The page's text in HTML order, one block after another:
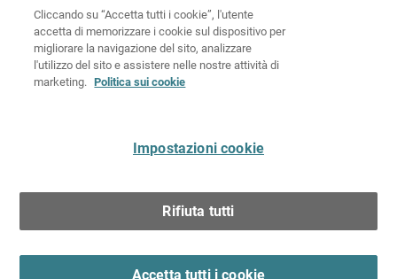
Politica sui cookie
Informativa sulla privacy
Kit Media & Brand
Cliccando su “Accetta tutti i cookie”, l'utente
accetta di memorizzare i cookie sul dispositivo per
migliorare la navigazione del sito, analizzare
l'utilizzo del sito e assistere nelle nostre attività di
marketing. Politica sui cookie
Impostazioni cookie
Rifiuta tutti
Accetta tutti i cookie